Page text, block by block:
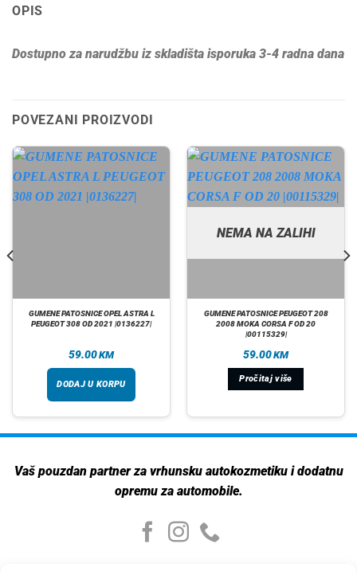
OPIS
Dostupno za narudžbu iz skladišta isporuka 3-4 radna dana
POVEZANI PROIZVODI
GUMENE PATOSNICE OPEL ASTRA L
PEUGEOT 308 OD 2021 |0136227|
59.00KM
DODAJ U KORPU
NEMA NA ZALIHI
GUMENE PATOSNICE PEUGEOT 208
2008 MOKA CORSA F OD 20
|00115329|
59.00KM
Pročitaj više
Vaš pouzdan partner za vrhunsku autokozmetiku i dodatnu
opremu za automobile.